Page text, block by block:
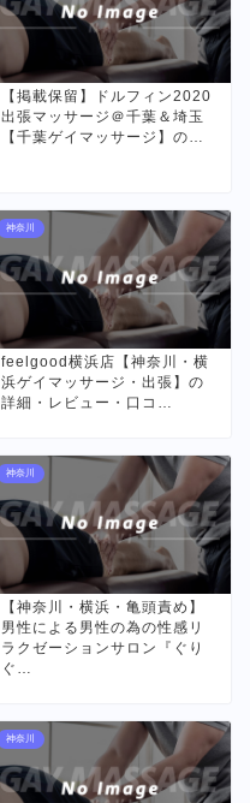
【掲載保留】ドルフィン2020
出張マッサージ＠千葉＆埼玉
【千葉ゲイマッサージ】の…
神奈川
feelgood横浜店【神奈川・横
浜ゲイマッサージ・出張】の
詳細・レビュー・口コ…
神奈川
【神奈川・横浜・亀頭責め】
男性による男性の為の性感リ
ラクゼーションサロン『ぐり
ぐ…
神奈川